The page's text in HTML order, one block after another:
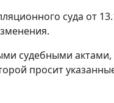
суда от
судебными
просит